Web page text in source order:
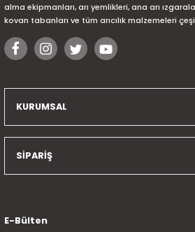
alma ekipmanları, arı yemlikleri, ana arı
kovan tabanları ve tüm arıcılık malzemeleri
KURUMSAL
SİPARİŞ
E-Bülten